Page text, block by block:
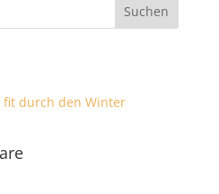
fit durch den Winter